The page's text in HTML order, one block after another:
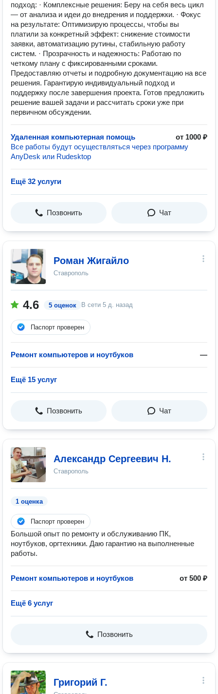
подход: · Комплексные решения: Беру на себя весь цикл
— от анализа и идеи до внедрения и поддержки. · Фокус
на результате: Оптимизирую процессы, чтобы вы
платили за конкретный эффект: снижение стоимости
заявки, автоматизацию рутины, стабильную работу
систем. · Прозрачность и надежность: Работаю по
четкому плану с фиксированными сроками.
Предоставляю отчеты и подробную документацию на все
решения. Гарантирую индивидуальный подход и
поддержку после завершения проекта. Готов предложить
решение вашей задачи и рассчитать сроки уже при
первичном обсуждении.
Удаленная компьютерная помощь
от 1000 ₽
Все работы будут осуществляться через программу
AnyDesk или Rudesktop
Ещё 32 услуги
Позвонить Чат
Роман Жигайло
Ставрополь
4.6 5 оценок В сети 5 д. назад
Паспорт проверен
Ремонт компьютеров и ноутбуков —
Ещё 15 услуг
Позвонить Чат
Александр Сергеевич Н.
Ставрополь
1 оценка
Паспорт проверен
Большой опыт по ремонту и обслуживанию ПК,
ноутбуков, оргтехники. Даю гарантию на выполненные
работы.
Ремонт компьютеров и ноутбуков от 500 ₽
Ещё 6 услуг
Позвонить
Григорий Г.